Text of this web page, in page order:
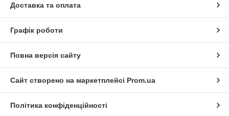
Доставка та оплата
Графік роботи
Повна версія сайту
Сайт створено на маркетплейсі Prom.ua
Політика конфіденційності